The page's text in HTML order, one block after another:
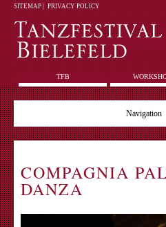
SITEMAP| PRIVACY POLICY
TFB
Navigation
COMPAGNIA
DANZA